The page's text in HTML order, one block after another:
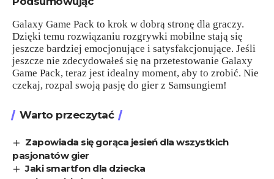
Galaxy Game Pack to krok w dobrą stronę dla graczy.
Dzięki temu rozwiązaniu rozgrywki mobilne stają się
jeszcze bardziej emocjonujące i satysfakcjonujące. Jeśli
jeszcze nie zdecydowałeś się na przetestowanie Galaxy
Game Pack, teraz jest idealny moment, aby to zrobić. Nie
czekaj, rozpal swoją pasję do gier z Samsungiem!
Warto przeczytać
Zapowiada się gorąca jesień dla wszystkich
pasjonatów gier
Jaki smartfon dla dziecka